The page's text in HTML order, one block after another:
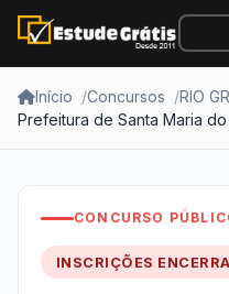
Início Concursos
RIO
Prefeitura de Santa Maria
CONCURSO
INSCRIÇÕES